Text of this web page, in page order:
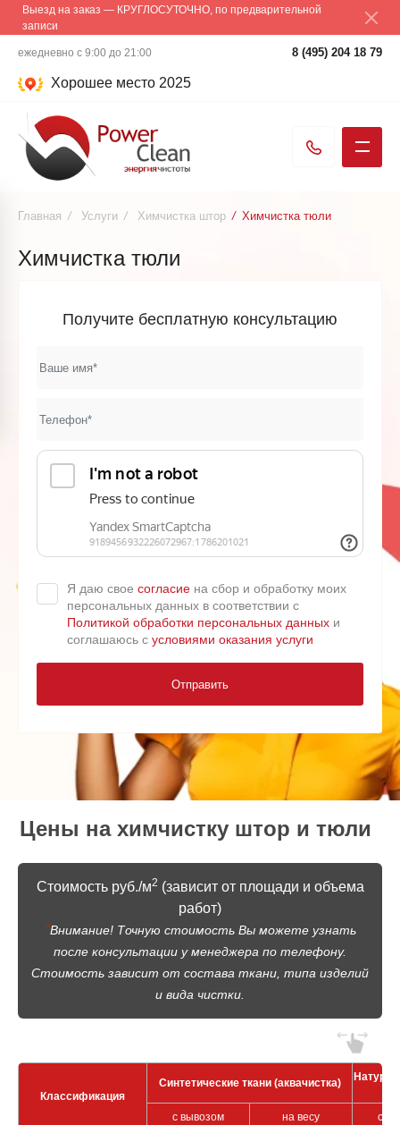
Выезд на заказ — КРУГЛОСУТОЧНО, по предварительной
записи
ежедневно с 9:00 до 21:00 8 (495) 204 18 79
Хорошее место 2025
Главная / Услуги / Химчистка штор / Химчистка тюли
Химчистка тюли
Получите бесплатную консультацию
Отправить
Я даю свое согласие на сбор и обработку моих
персональных данных в соответствии с
Политикой обработки персональных данных и
соглашаюсь с условиями оказания услуги
Цены на химчистку штор и тюли
Стоимость руб./м2 (зависит от площади и объема
работ)
*Внимание! Точную стоимость Вы можете узнать
после консультации у менеджера по телефону.
Стоимость зависит от состава ткани, типа изделий
и вида чистки.
Классификация
Синтетические ткани (аквачистка)
с вывозом на весу с